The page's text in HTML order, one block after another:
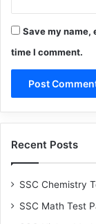
Save my name,
time I comment.
Recent Posts
SSC Chemistry
SSC Math Test